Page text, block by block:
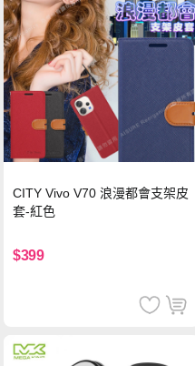
CITY Vivo V70 浪漫都會支架皮
套-紅色
$399